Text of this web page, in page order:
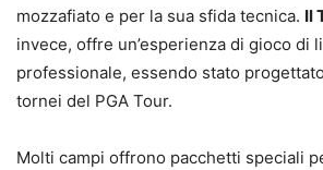
mozzafiato e per la sua sfida tecnica. Il
invece, offre un’esperienza di gioco di
professionale, essendo stato
tornei del PGA Tour.
Molti campi offrono pacchetti speciali